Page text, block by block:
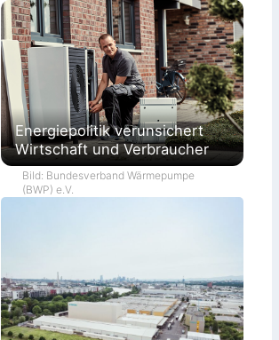
Energiepolitik verunsichert
Wirtschaft und Verbraucher
Bild: Bundesverband Wärmepumpe
(BWP) e.V.